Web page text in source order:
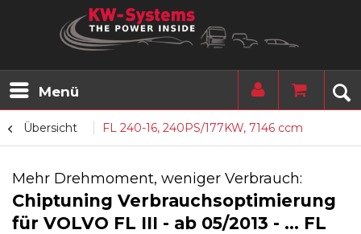
Menü
Übersicht FL 240-16, 240PS/177KW, 7146 ccm
Mehr Drehmoment, weniger Verbrauch:
Chiptuning Verbrauchsoptimierung
für VOLVO FL III - ab 05/2013 - ... FL